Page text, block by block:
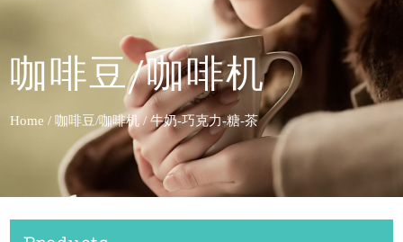
咖啡豆/咖啡机
Home / 咖啡豆/咖啡机/牛奶-巧克力-糖-茶